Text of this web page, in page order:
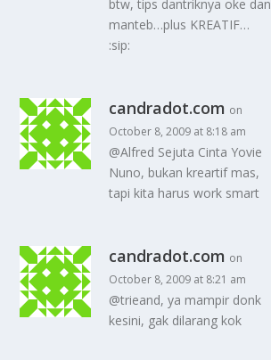
btw, tips dantriknya oke dan
manteb…plus KREATIF…
:sip:
candradot.com on
October 8, 2009 at 8:18 am
@Alfred Sejuta Cinta Yovie
Nuno, bukan kreartif mas,
tapi kita harus work smart
candradot.com on
October 8, 2009 at 8:21 am
@trieand, ya mampir donk
kesini, gak dilarang kok